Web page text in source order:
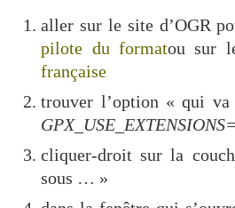
aller sur le site d’OGR
pilote du formatou sur
française
trouver l’option « qui va
cliquer-droit sur la
sous … »